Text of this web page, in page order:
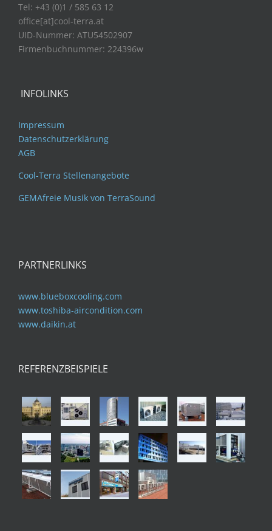
Tel: +43 (0)1 / 585 63 12
office[at]cool-terra.at
UID-Nummer: ATU54502907
Firmenbuchnummer: 224396w
INFOLINKS
Impressum
Datenschutzerklärung
AGB
Cool-Terra Stellenangebote
GEMAfreie Musik von TerraSound
PARTNERLINKS
www.blueboxcooling.com
www.toshiba-aircondition.com
www.daikin.at
REFERENZBEISPIELE